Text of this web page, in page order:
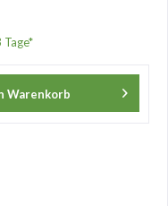
Warenkorb